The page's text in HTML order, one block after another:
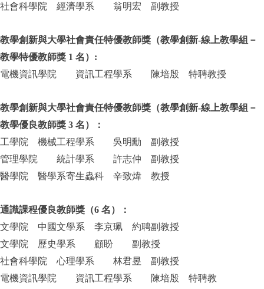
社會科學院 經濟學系 翁明宏 副教授
教學創新與大學社會責任特優教師獎（教學創新-線上教學組－
教學特優教師獎 1 名）:
電機資訊學院 資訊工程學系 陳培殷 特聘教授
教學創新與大學社會責任特優教師獎（教學創新-線上教學組－
教學優良教師獎 3 名）：
工學院 機械工程學系 吳明勳 副教授
管理學院 統計學系 許志仲 副教授
醫學院 醫學系寄生蟲科 辛致煒 教授
通識課程優良教師獎（6 名）：
文學院 中國文學系 李京珮 約聘副教授
文學院 歷史學系 顧盼 副教授
社會科學院 心理學系 林君昱 副教授
電機資訊學院 資訊工程學系 陳培殷 特聘教